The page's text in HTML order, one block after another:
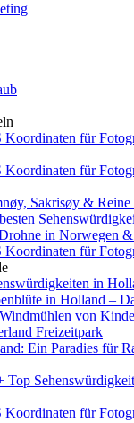
Koordinaten für
Koordinaten für
Sakrisøy &
in Norwegen &
Koordinaten für
in
in Holland –
von
Freizeitpark
Ein Paradies für
Top
Koordinaten für